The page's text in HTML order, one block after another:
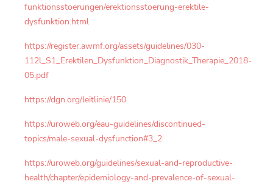
funktionsstoerungen/erektionsstoerung-erektile-
dysfunktion.html
https://register.awmf.org/assets/guidelines/030-
112l_S1_Erektilen_Dysfunktion_Diagnostik_Therapie_2018-
05.pdf
https://dgn.org/leitlinie/150
https://uroweb.org/eau-guidelines/discontinued-
topics/male-sexual-dysfunction#3_2
https://uroweb.org/guidelines/sexual-and-reproductive-
health/chapter/epidemiology-and-prevalence-of-sexual-